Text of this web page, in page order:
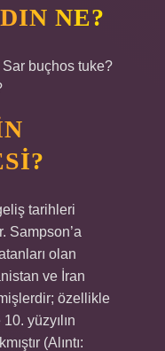
NE?
Sar buçhos tuke?
tarihleri
Sampson’a
olan
ve İran
özellikle
yüzyılın
(Alıntı: